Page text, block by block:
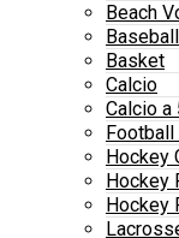
Beach
Baseball
Basket
Calcio
Calcio a
Football
Hockey
Hockey
Hockey